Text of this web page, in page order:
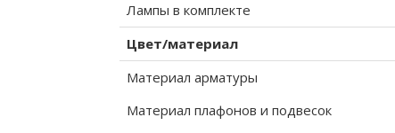
Лампы в комплекте
Цвет/материал
Материал арматуры
Материал плафонов и подвесок